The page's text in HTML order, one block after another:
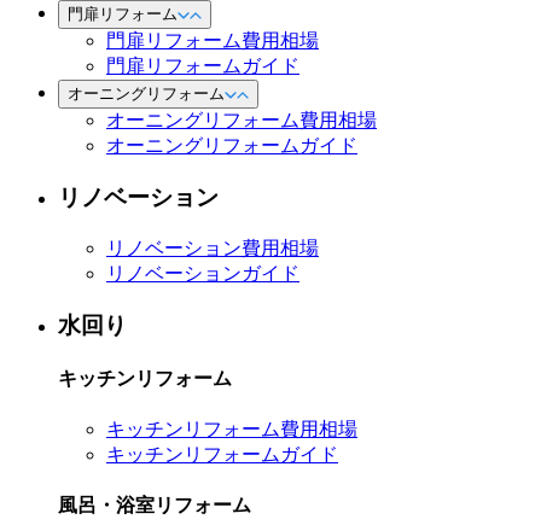
門扉リフォーム
門扉リフォーム費用相場
門扉リフォームガイド
オーニングリフォーム
オーニングリフォーム費用相場
オーニングリフォームガイド
リノベーション
リノベーション費用相場
リノベーションガイド
水回り
キッチンリフォーム
キッチンリフォーム費用相場
キッチンリフォームガイド
風呂・浴室リフォーム